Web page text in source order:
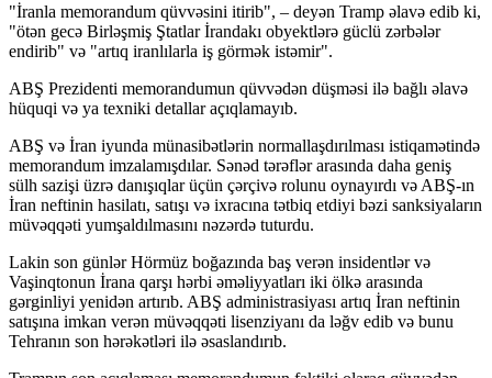
"İranla memorandum qüvvəsini itirib", – deyən Tramp əlavə edib ki,
"ötən gecə Birləşmiş Ştatlar İrandakı obyektlərə güclü zərbələr
endirib" və "artıq iranlılarla iş görmək istəmir".
ABŞ Prezidenti memorandumun qüvvədən düşməsi ilə bağlı əlavə
hüquqi və ya texniki detallar açıqlamayıb.
ABŞ və İran iyunda münasibətlərin normallaşdırılması istiqamətində
memorandum imzalamışdılar. Sənəd tərəflər arasında daha geniş
sülh sazişi üzrə danışıqlar üçün çərçivə rolunu oynayırdı və ABŞ-ın
İran neftinin hasilatı, satışı və ixracına tətbiq etdiyi bəzi sanksiyaların
müvəqqəti yumşaldılmasını nəzərdə tuturdu.
Lakin son günlər Hörmüz boğazında baş verən insidentlər və
Vaşinqtonun İrana qarşı hərbi əməliyyatları iki ölkə arasında
gərginliyi yenidən artırıb. ABŞ administrasiyası artıq İran neftinin
satışına imkan verən müvəqqəti lisenziyanı da ləğv edib və bunu
Tehranın son hərəkətləri ilə əsaslandırıb.